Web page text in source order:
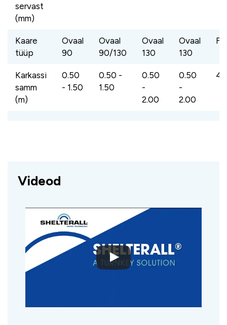
servast
(mm)
Kaare
tüüp
Ovaal
90
Ovaal
90/130
Ovaal
130
Ovaal
130
Karkassi
samm
(m)
0.50
- 1.50
0.50 -
1.50
0.50
-
2.00
0.50
-
2.00
Videod